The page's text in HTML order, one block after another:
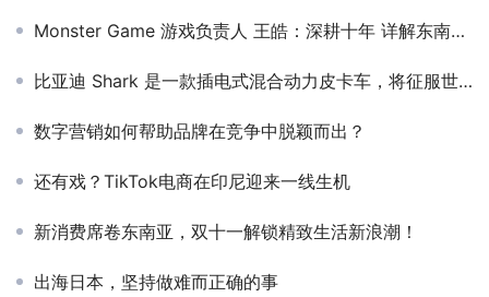
Monster Game 游戏负责人 王皓：深耕十年 详解东南亚的“大”与“小”
比亚迪 Shark 是一款插电式混合动力皮卡车，将征服世界
数字营销如何帮助品牌在竞争中脱颖而出？
还有戏？TikTok电商在印尼迎来一线生机
新消费席卷东南亚，双十一解锁精致生活新浪潮！
出海日本，坚持做难而正确的事